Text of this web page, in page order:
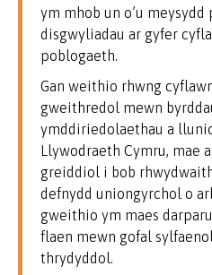
ym mhob un o’u
disgwyliadau ar gyfer
poblogaeth.
Gan weithio rhwng
gweithredol mewn
ymddiriedolaethau a
Llywodraeth Cymru, mae
greiddiol i bob
defnydd uniongyrchol o
gweithio ym maes
flaen mewn gofal
thrydyddol.